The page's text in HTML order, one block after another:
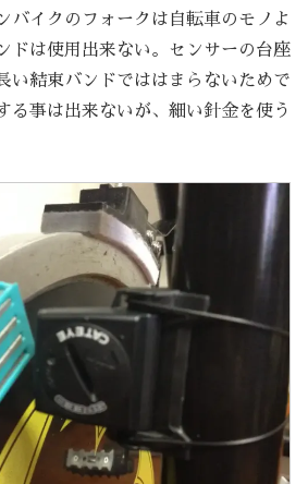
バイクのフォークは自転車のモノよ
ドは使用出来ない。センサーの台座
い結束バンドでははまらないためで
事は出来ないが、細い針金を使う